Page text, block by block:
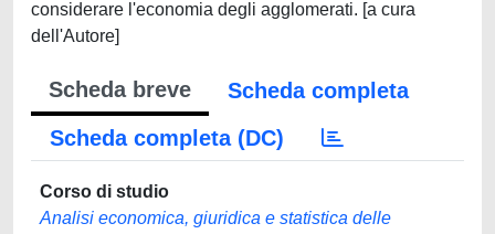
considerare l'economia degli agglomerati. [a cura
dell'Autore]
Scheda breve
Scheda completa
Scheda completa (DC)
Corso di studio
Analisi economica, giuridica e statistica delle